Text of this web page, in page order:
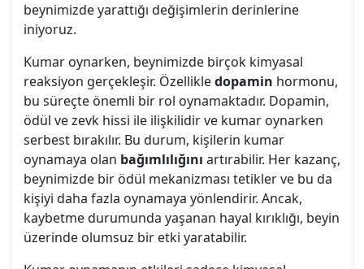
beynimizde yarattığı değişimlerin derinlerine
iniyoruz.
Kumar oynarken, beynimizde birçok kimyasal
reaksiyon gerçekleşir. Özellikledopamin hormonu,
bu süreçte önemli bir rol oynamaktadır. Dopamin,
ödül ve zevk hissi ile ilişkilidir ve kumar oynarken
serbest bırakılır. Bu durum, kişilerin kumar
oynamaya olan bağımlılığını artırabilir. Her kazanç,
beynimizde bir ödül mekanizması tetikler ve bu da
kişiyi daha fazla oynamaya yönlendirir. Ancak,
kaybetme durumunda yaşanan hayal kırıklığı, beyin
üzerinde olumsuz bir etki yaratabilir.